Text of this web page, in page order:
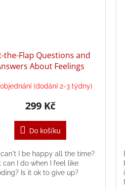
the-Flap Questions and
About Feelings
(dodání 2-3 týdny)
299 Kč
Do košíku
I be happy all the time?
can I do when I feel like
Is it ok to give up?